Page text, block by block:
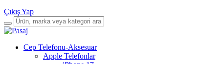
Çıkış Yap
Cep Telefonu-Aksesuar
Apple Telefonlar